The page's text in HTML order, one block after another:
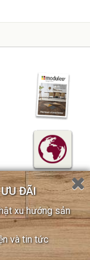
ĐÃI
xu hướng sản
và tin tức